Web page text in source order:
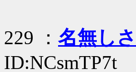
229 ： 名無し
ID:NCsmTP7t